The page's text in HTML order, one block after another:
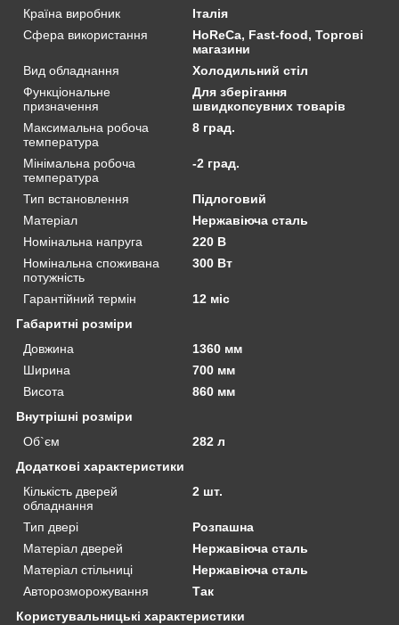
Країна виробник
Італія
Сфера використання
HoReCa, Fast-food, Торгові
магазини
Вид обладнання
Холодильний стіл
Функціональне
призначення
Для зберігання
швидкопсувних товарів
Максимальна робоча
температура
8 град.
Мінімальна робоча
температура
-2 град.
Тип встановлення
Підлоговий
Матеріал
Нержавіюча сталь
Номінальна напруга
220 В
Номінальна споживана
потужність
300 Вт
Гарантійний термін
12 міс
Габаритні розміри
Довжина
1360 мм
Ширина
700 мм
Висота
860 мм
Внутрішні розміри
Об`єм
282 л
Додаткові характеристики
Кількість дверей
обладнання
2 шт.
Тип двері
Розпашна
Матеріал дверей
Нержавіюча сталь
Матеріал стільниці
Нержавіюча сталь
Авторозморожування
Так
Користувальницькі характеристики